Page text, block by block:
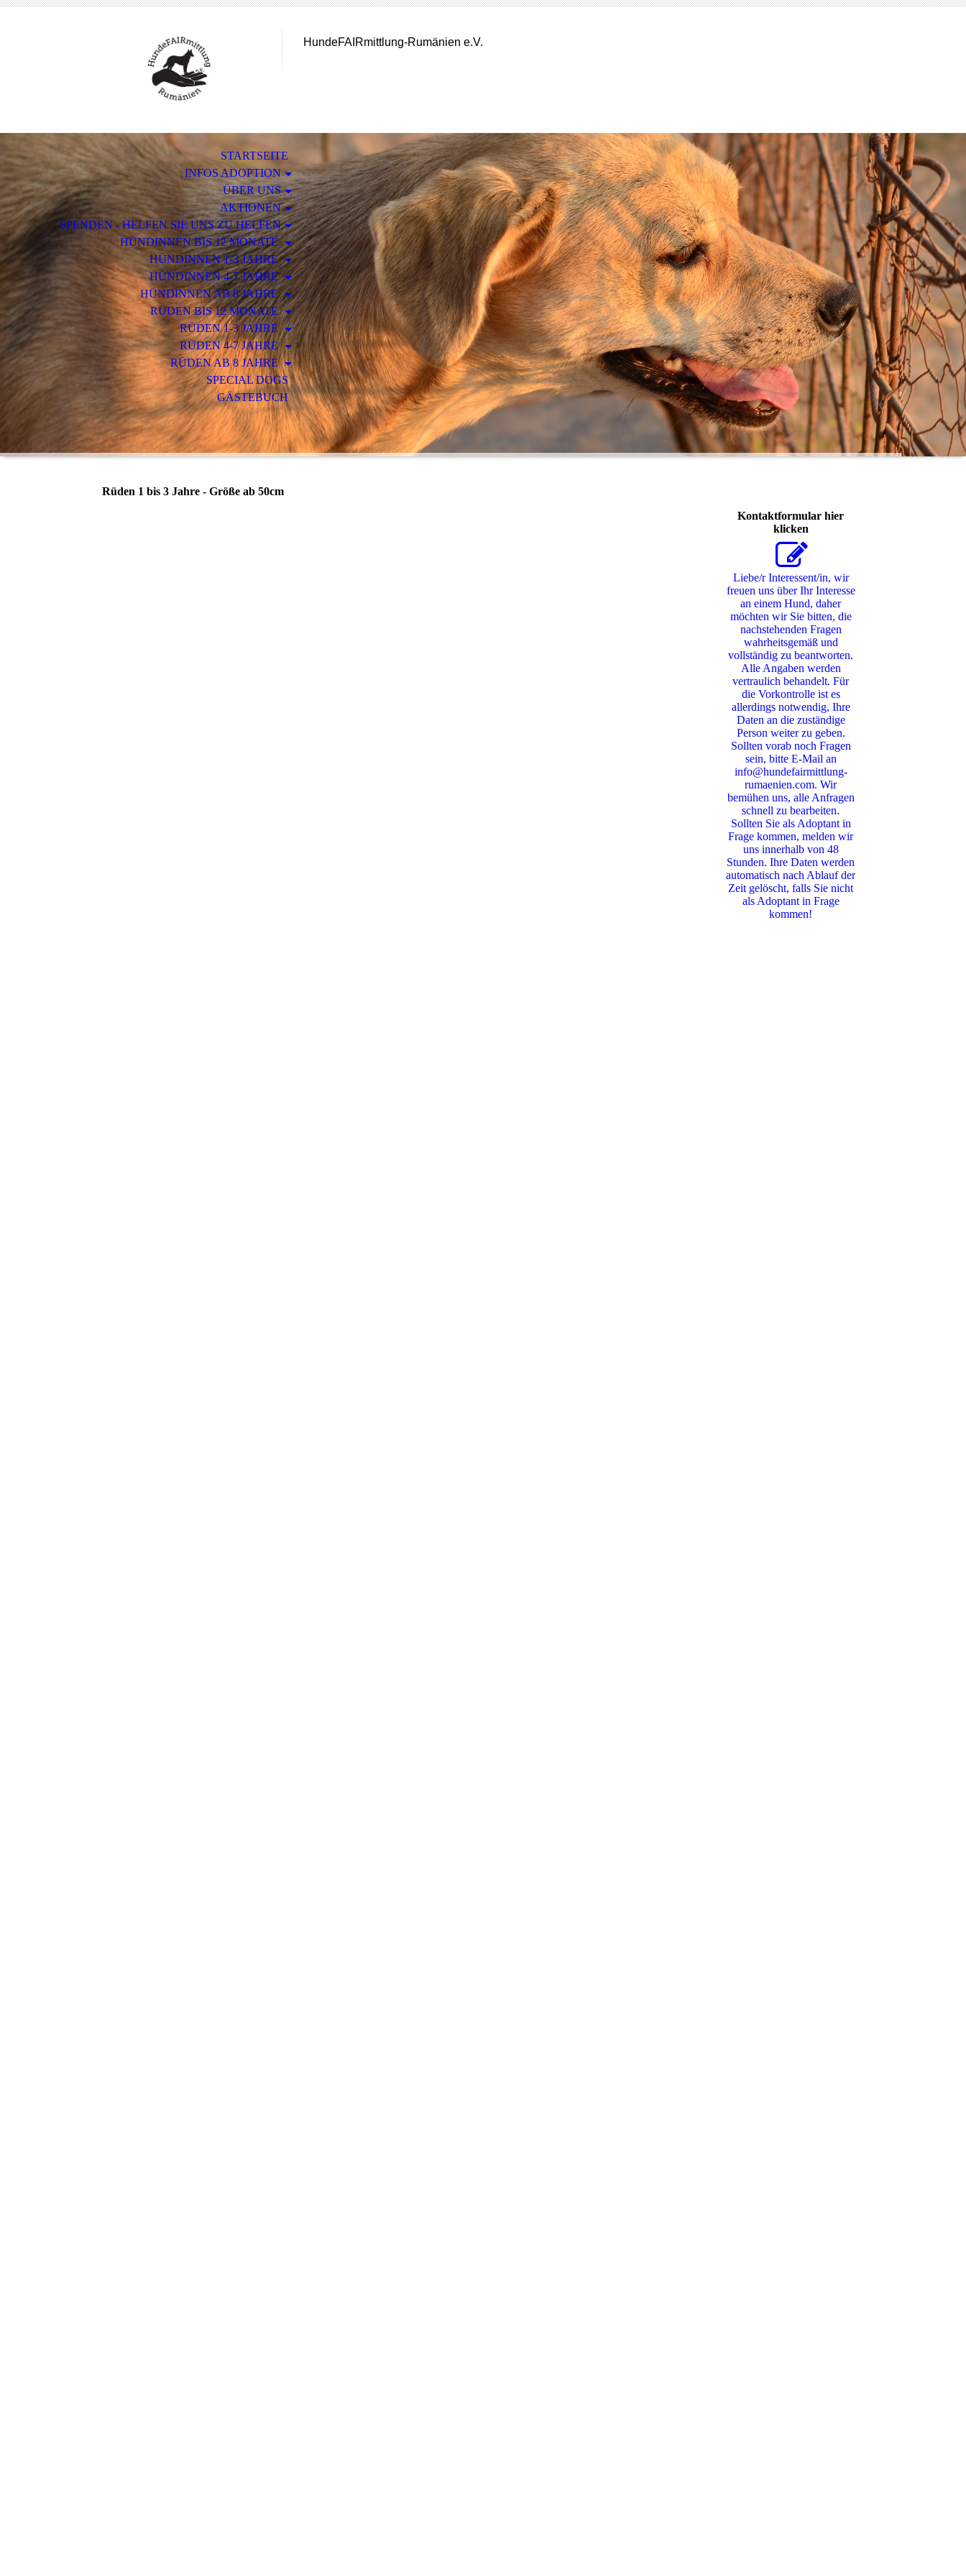
HundeFAIRmittlung-Rumänien e.V.
STARTSEITE
INFOS ADOPTION
ÜBER UNS
AKTIONEN
SPENDEN - HELFEN SIE UNS ZU HELFEN
HÜNDINNEN BIS 12 MONATE
HÜNDINNEN 1-3 JAHRE
HÜNDINNEN 4-7 JAHRE
HÜNDINNEN AB 8 JAHRE
RÜDEN BIS 12 MONATE
RÜDEN 1-3 JAHRE
RÜDEN 4-7 JAHRE
RÜDEN AB 8 JAHRE
SPECIAL DOGS
GÄSTEBUCH
Rüden 1 bis 3 Jahre - Größe ab 50cm
Kontaktformular hier
klicken
Liebe/r Interessent/in, wir
freuen uns über Ihr Interesse
an einem Hund, daher
möchten wir Sie bitten, die
nachstehenden Fragen
wahrheitsgemäß und
vollständig zu beantworten.
Alle Angaben werden
vertraulich behandelt. Für
die Vorkontrolle ist es
allerdings notwendig, Ihre
Daten an die zuständige
Person weiter zu geben.
Sollten vorab noch Fragen
sein, bitte E-Mail an
info@hundefairmittlung-
rumaenien.com. Wir
bemühen uns, alle Anfragen
schnell zu bearbeiten.
Sollten Sie als Adoptant in
Frage kommen, melden wir
uns innerhalb von 48
Stunden. Ihre Daten werden
automatisch nach Ablauf der
Zeit gelöscht, falls Sie nicht
als Adoptant in Frage
kommen!